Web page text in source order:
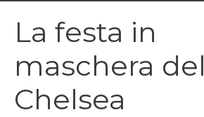
La festa in
maschera del
Chelsea